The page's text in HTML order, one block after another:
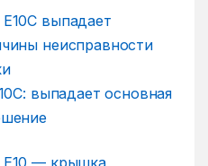
выпадает основная